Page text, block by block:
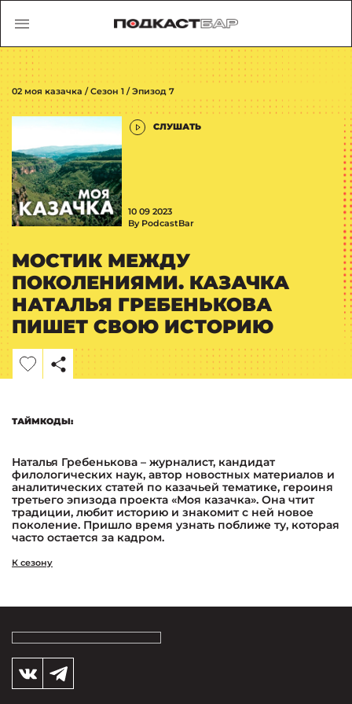
02 моя казачка / Сезон 1 / Эпизод 7
СЛУШАТЬ
10 09 2023
By PodcastBar
МОСТИК МЕЖДУ
ПОКОЛЕНИЯМИ. КАЗАЧКА
НАТАЛЬЯ ГРЕБЕНЬКОВА
ПИШЕТ СВОЮ ИСТОРИЮ
ТАЙМКОДЫ:
Наталья Гребенькова – журналист, кандидат
филологических наук, автор новостных материалов и
аналитических статей по казачьей тематике, героиня
третьего эпизода проекта «Моя казачка». Она чтит
традиции, любит историю и знакомит с ней новое
поколение. Пришло время узнать поближе ту, которая
часто остается за кадром.
К сезону